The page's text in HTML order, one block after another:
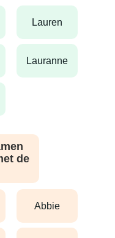
lauren
lauranne
de
abbie